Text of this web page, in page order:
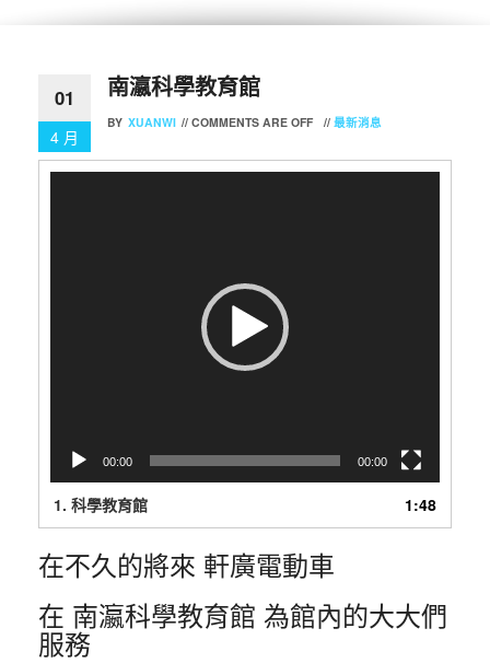
01
4 月
南瀛科學教育館
BY XUANWI // COMMENTS ARE OFF // 最新消息
00:00 00:00
1. 科學教育館 1:48
在不久的將來 軒廣電動車
在 南瀛科學教育館 為館內的大大們
服務